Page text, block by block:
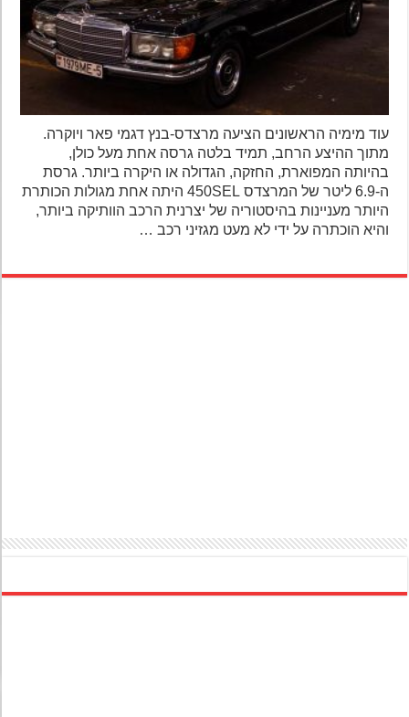
עוד מימיה הראשונים הציעה מרצדס-בנץ דגמי פאר ויוקרה.
מתוך ההיצע הרחב, תמיד בלטה גרסה אחת מעל כולן,
בהיותה המפוארת, החזקה, הגדולה או היקרה ביותר. גרסת
ה-6.9 ליטר של המרצדס 450SEL היתה אחת מגולות הכותרת
היותר מעניינות בהיסטוריה של יצרנית הרכב הוותיקה ביותר,
והיא הוכתרה על ידי לא מעט מגזיני רכב …